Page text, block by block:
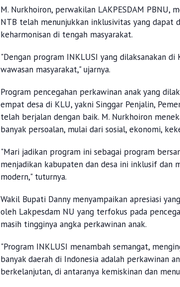
M. Nurkhoiron, perwakilan LAKPESDAM PBNU,
NTB telah menunjukkan inklusivitas yang dapat
keharmonisan di tengah masyarakat.
"Dengan program INKLUSI yang dilaksanakan
wawasan masyarakat," ujarnya.
Program pencegahan perkawinan anak yang
empat desa di KLU, yakni Singgar Penjalin,
telah berjalan dengan baik. M. Nurkhoiron
banyak persoalan, mulai dari sosial, ekonomi,
"Mari jadikan program ini sebagai program
menjadikan kabupaten dan desa ini inklusif dan
modern," tuturnya.
Wakil Bupati Danny menyampaikan apresiasi
oleh Lakpesdam NU yang terfokus pada
masih tingginya angka perkawinan anak.
"Program INKLUSI menambah semangat,
banyak daerah di Indonesia adalah perkawinan
berkelanjutan, di antaranya kemiskinan dan